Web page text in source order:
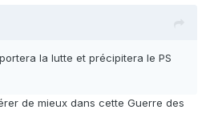
la lutte et précipitera le PS
de mieux dans cette Guerre des